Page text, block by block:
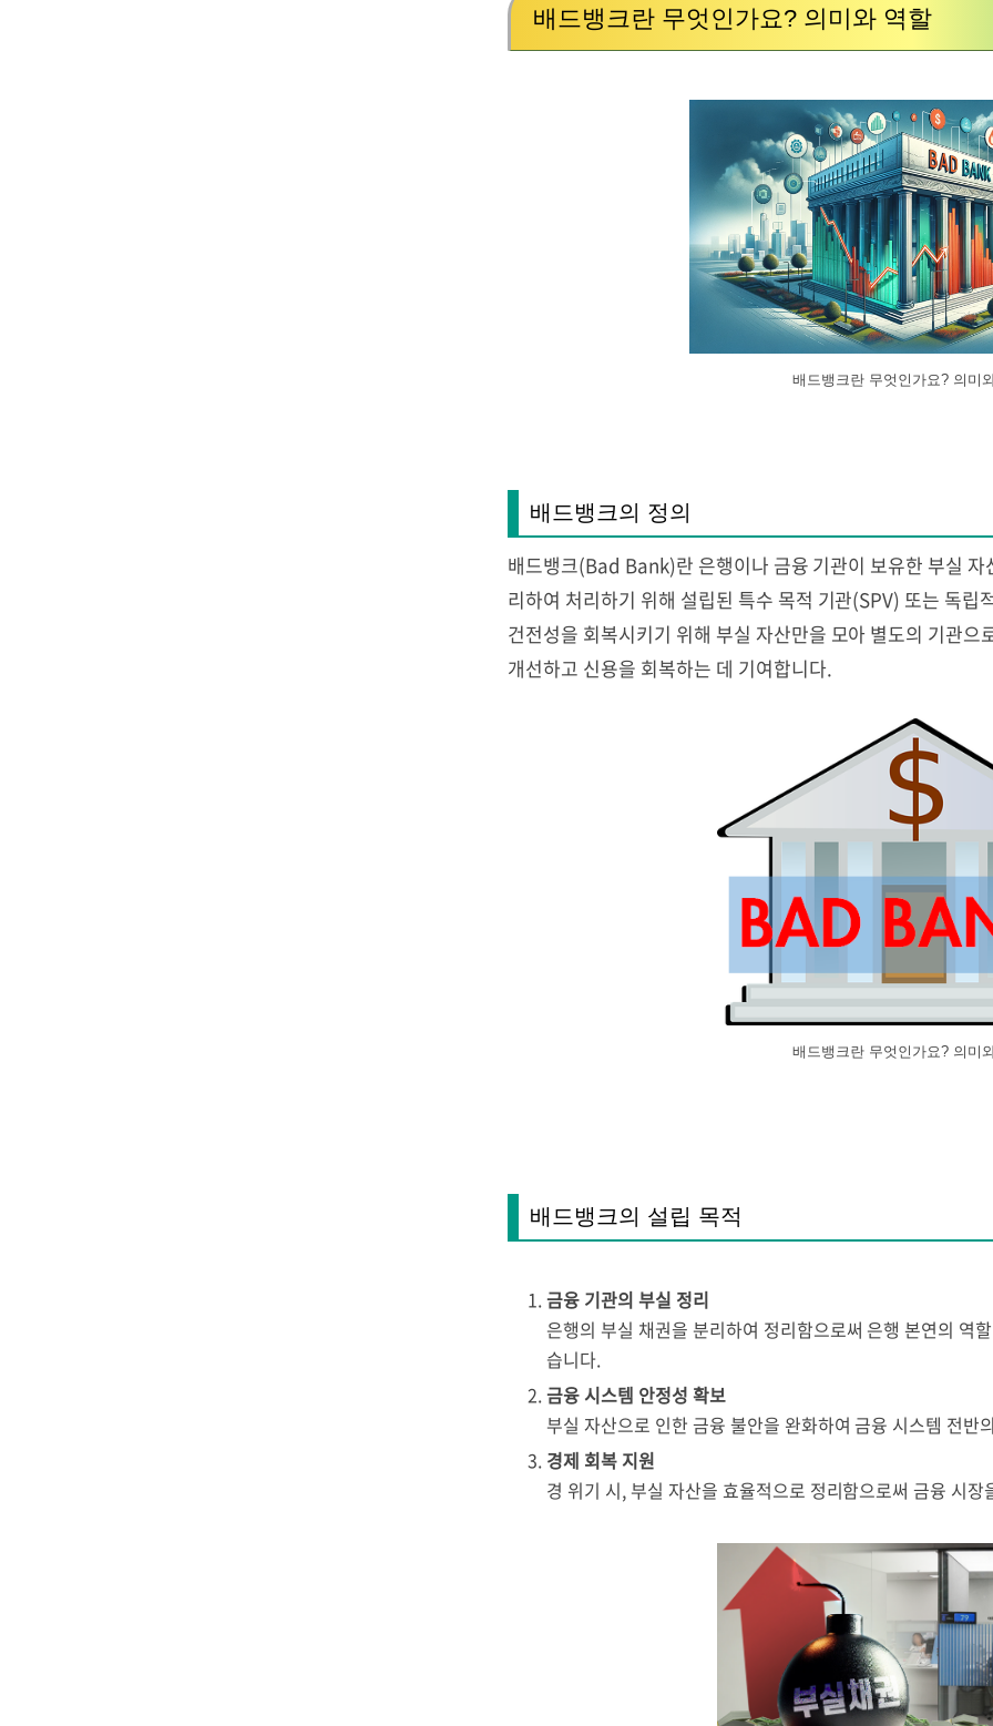
배드뱅크란 무엇인가요? 의미와 역할
배드뱅크란 무엇인가요? 의미
배드뱅크의 정의
배드뱅크(Bad Bank)란 은행이나 금융 기관이 보유한 부실
리하여 처리하기 위해 설립된 특수 목적 기관(SPV) 또는 독
건전성을 회복시키기 위해 부실 자산만을 모아 별도의 기관
개선하고 신용을 회복하는 데 기여합니다.
배드뱅크란 무엇인가요? 의미
배드뱅크의 설립 목적
금융 기관의 부실 정리
은행의 부실 채권을 분리하여 정리함으로써 은행 본연의 역
습니다.
금융 시스템 안정성 확보
부실 자산으로 인한 금융 불안을 완화하여 금융 시스템 전반
경제 회복 지원
경 위기 시, 부실 자산을 효율적으로 정리함으로써 금융 시